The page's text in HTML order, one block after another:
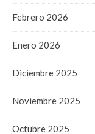
Febrero 2026
Enero 2026
Diciembre 2025
Noviembre 2025
Octubre 2025